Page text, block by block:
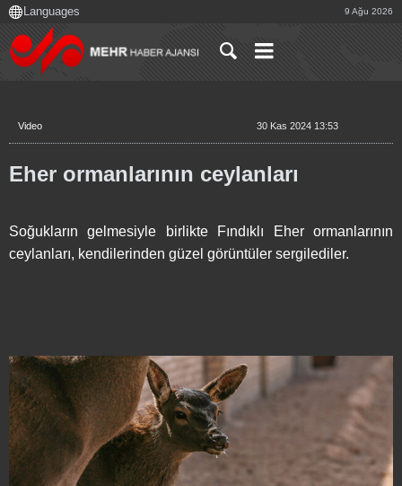
9 Ağu 2026
Video 30 Kas 2024 13:53
Eher ormanlarının ceylanları
Soğukların gelmesiyle birlikte Fındıklı Eher ormanlarının
ceylanları, kendilerinden güzel görüntüler sergilediler.